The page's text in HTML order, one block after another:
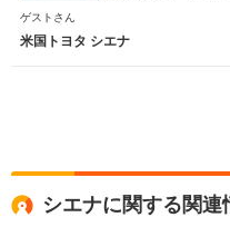
ゲストさん
米国トヨタ シエナ
シエナに関する関連